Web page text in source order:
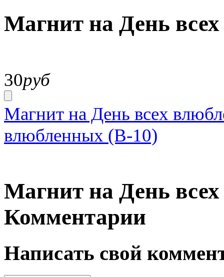
Магнит на День
30руб
Магнит на День всех
влюбленных (В-10)
Магнит на День
Комментарии
Написать свой